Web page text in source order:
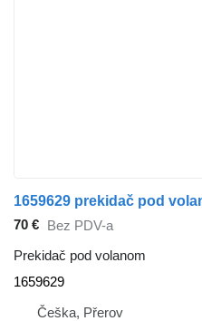
70 € Bez PDV-a
Prekidač pod volanom
1659629
Češka, Přerov